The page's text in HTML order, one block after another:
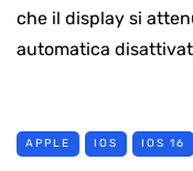
che il display si
automatica
APPLE IOS IOS 16